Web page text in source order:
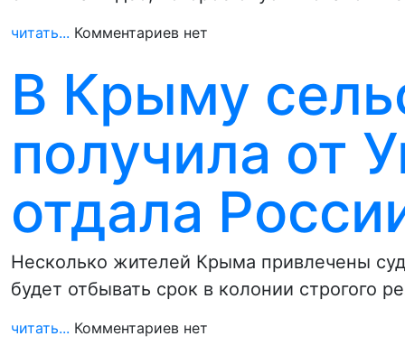
читать... Комментариев нет
В Крыму
получила от
отдала
Несколько жителей Крыма привлечены
будет отбывать срок в колонии строгого
читать... Комментариев нет